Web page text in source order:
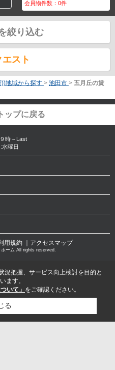
会員物件数：0件
絞り込む
スト
地域から探す > 池田市 > 五月丘の賃
ップに戻る
時～Last
水曜日
用規約 ｜アクセスマップ
ーム All rights reserved.
況把握、サービス向上検討を目的と
ます。
いて」 をご確認ください。
る